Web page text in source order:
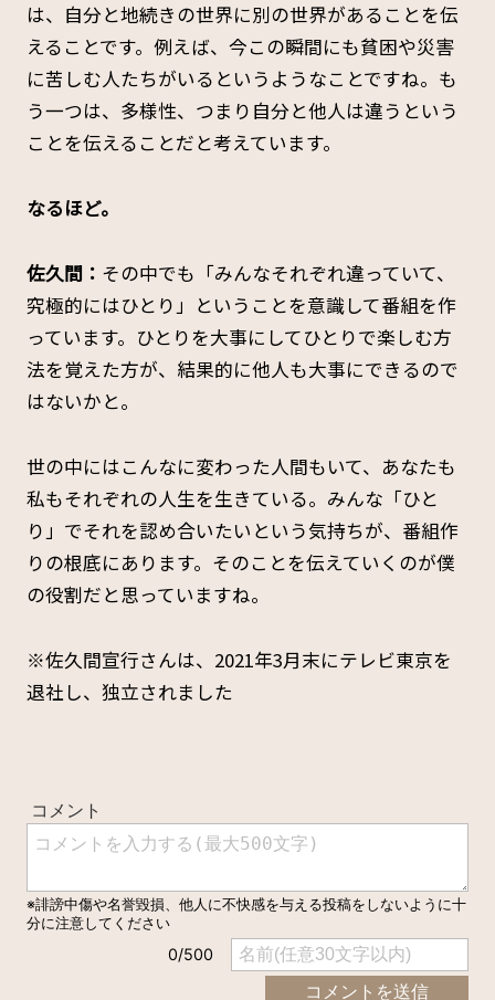
は、自分と地続きの世界に別の世界があることを伝
えることです。例えば、今この瞬間にも貧困や災害
に苦しむ人たちがいるというようなことですね。も
う一つは、多様性、つまり自分と他人は違うという
ことを伝えることだと考えています。
――なるほど。
佐久間： その中でも「みんなそれぞれ違っていて、
究極的にはひとり」ということを意識して番組を作
っています。ひとりを大事にしてひとりで楽しむ方
法を覚えた方が、結果的に他人も大事にできるので
はないかと。
世の中にはこんなに変わった人間もいて、あなたも
私もそれぞれの人生を生きている。みんな「ひと
り」でそれを認め合いたいという気持ちが、番組作
りの根底にあります。そのことを伝えていくのが僕
の役割だと思っていますね。
※佐久間宣行さんは、2021年3月末にテレビ東京を
退社し、独立されました